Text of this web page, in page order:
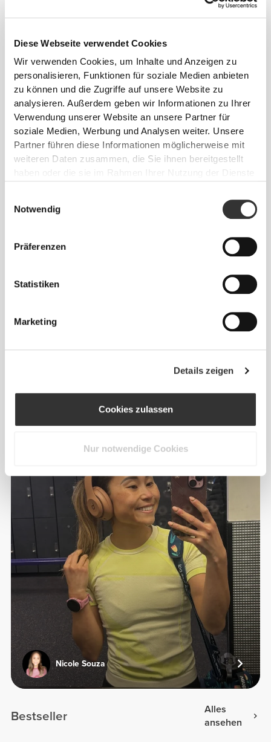
Diese Webseite verwendet Cookies
Wir verwenden Cookies, um Inhalte und Anzeigen zu
personalisieren, Funktionen für soziale Medien anbieten
zu können und die Zugriffe auf unsere Website zu
analysieren. Außerdem geben wir Informationen zu Ihrer
Verwendung unserer Website an unsere Partner für
soziale Medien, Werbung und Analysen weiter. Unsere
Partner führen diese Informationen möglicherweise mit
weiteren Daten zusammen, die Sie ihnen bereitgestellt
haben oder die sie im Rahmen Ihrer Nutzung der Dienste
Notwendig
Präferenzen
Statistiken
Marketing
Details zeigen
Cookies zulassen
Nur notwendige Cookies
Gesamtbewertungen
Aus unserer Community
Nicole Souza
Bestseller
Alles
ansehen